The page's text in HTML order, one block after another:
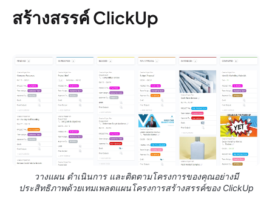
สร้างสรรค์ ClickUp
วางแผน ดำเนินการ และติดตามโครงการของคุณอย่างมี
ประสิทธิภาพด้วยเทมเพลตแผนโครงการสร้างสรรค์ของ ClickUp